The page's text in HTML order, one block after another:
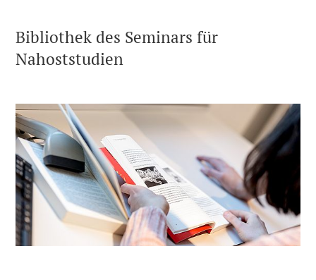
Bibliothek des Seminars für
Nahoststudien